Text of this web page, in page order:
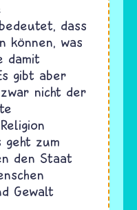
dass
können, was
damit
gibt aber
nicht der
geht zum
den Staat
Gewalt